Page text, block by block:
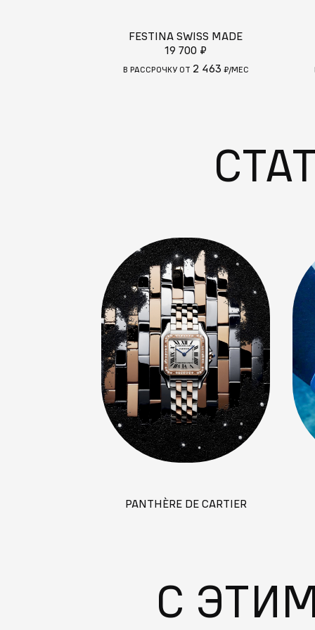
FESTINA SWISS MADE
19 700 ₽
В РАССРОЧКУ ОТ 2 463 ₽/МЕС
PANTHÈRE DE CARTIER
С